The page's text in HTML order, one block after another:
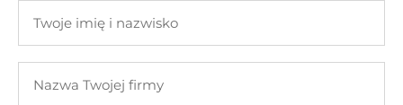
imię
nazwisko
Twojej